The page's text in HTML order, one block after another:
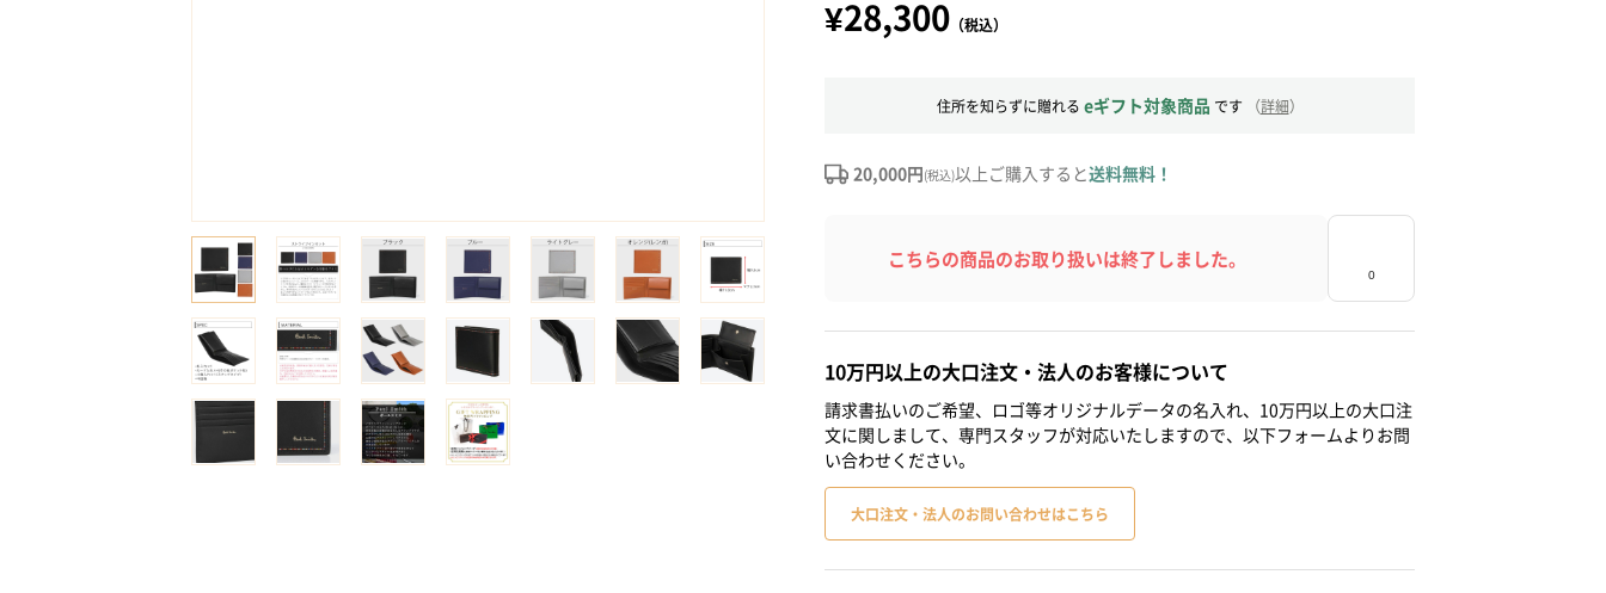
¥28,300 （税込）
住所を知らずに贈れる eギフト対象商品 です （詳細）
20,000円(税込)以上ご購入すると送料無料！
こちらの商品のお取り扱いは終了しました。
10万円以上の大口注文・法人のお客様について
請求書払いのご希望、ロゴ等オリジナルデータの名入れ、10万円以上の大口注
文に関しまして、専門スタッフが対応いたしますので、以下フォームよりお問
い合わせください。
大口注文・法人のお問い合わせはこちら